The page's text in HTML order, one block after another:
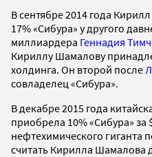
В сентябре 2014 года
17% «Сибура» у другого
миллиардера Геннадия
Кириллу Шамалову
холдинга. Он второй после
совладелец «Сибура».
В декабре 2015 года
приобрела 10% «Сибура»
нефтехимического гиганта
считать Кирилла